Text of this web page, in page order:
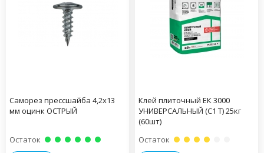
Саморез прессшайба 4,2х13
мм оцинк ОСТРЫЙ
Остаток
Клей плиточный ЕК 3000
УНИВЕРСАЛЬНЫЙ (С1 Т) 25кг
(60шт)
Остаток